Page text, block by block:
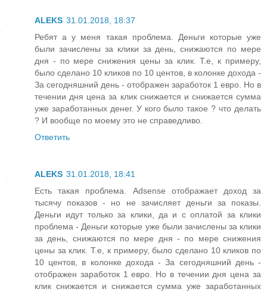
ALEKS 31.01.2018, 18:37
Ребят а у меня такая проблема. Деньги которые уже
были зачислены за клики за день, снижаются по мере
дня - по мере снижения цены за клик. Т.е, к примеру,
было сделано 10 кликов по 10 центов, в колонке дохода -
За сегодняшний день - отображен заработок 1 евро. Но в
течении дня цена за клик снижается и снижается сумма
уже заработанных денег. У кого было такое ? что делать
? И вообще по моему это не справедливо.
Ответить
ALEKS 31.01.2018, 18:41
Есть такая проблема. Adsense отображает доход за
тысячу показов - но не зачисляет деньги за показы.
Деньги идут только за клики, да и с оплатой за клики
проблема - Деньги которые уже были зачислены за клики
за день, снижаются по мере дня - по мере снижения
цены за клик. Т.е, к примеру, было сделано 10 кликов по
10 центов, в колонке дохода - За сегодняшний день -
отображен заработок 1 евро. Но в течении дня цена за
клик снижается и снижается сумма уже заработанных